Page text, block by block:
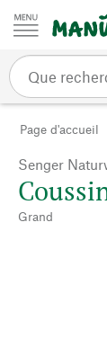
Passer au
Page d'accueil
Senger
Grand